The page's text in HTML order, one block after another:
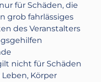
für Schäden, die
grob fahrlässiges
des Veranstalters
nicht für Schäden
Körper